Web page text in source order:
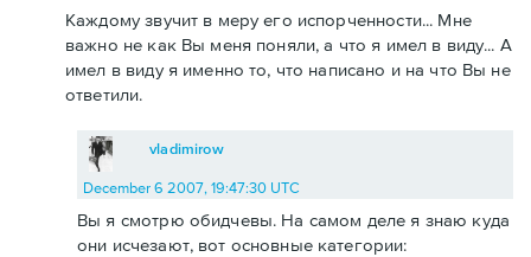
Каждому звучит в меру его испорченности... Мне
важно не как Вы меня поняли, а что я имел в виду... А
имел в виду я именно то, что написано и на что Вы не
ответили.
vladimirow
December 6 2007, 19:47:30 UTC
Вы я смотрю обидчевы. На самом деле я знаю куда
они исчезают, вот основные категории: